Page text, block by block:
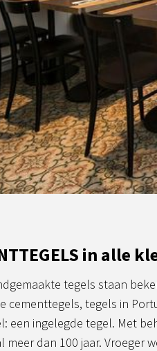
in alle
tegels staan
cementtegels, tegels in
een ingelegde tegel. Met
meer dan 100 jaar. Vroeger